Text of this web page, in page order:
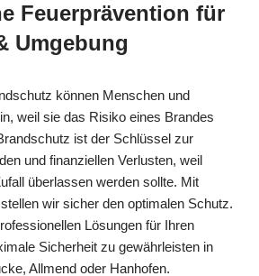
Feuerprävention für
Umgebung
können Menschen und
weil sie das Risiko eines Brandes
ist der Schlüssel zur
und finanziellen Verlusten, weil
überlassen werden sollte. Mit
wir sicher den optimalen Schutz.
Lösungen für Ihren
Sicherheit zu gewährleisten in
Allmend oder Hanhofen.